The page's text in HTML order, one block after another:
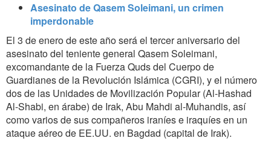
Asesinato de Qasem Soleimani, un crimen
imperdonable
El 3 de enero de este año será el tercer aniversario del
asesinato del teniente general Qasem Soleimani,
excomandante de la Fuerza Quds del Cuerpo de
Guardianes de la Revolución Islámica (CGRI), y el número
dos de las Unidades de Movilización Popular (Al-Hashad
Al-Shabi, en árabe) de Irak, Abu Mahdi al-Muhandis, así
como varios de sus compañeros iraníes e iraquíes en un
ataque aéreo de EE.UU. en Bagdad (capital de Irak).